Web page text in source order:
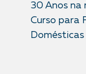
30 Anos na
Curso para
Domésticas